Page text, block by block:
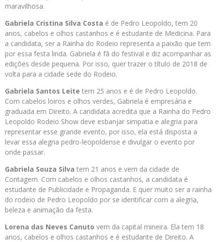
maravilhosa.
Gabriela Cristina Silva Costa é de Pedro Leopoldo, tem 20
anos, cabelos e olhos castanhos e é estudante de Medicina. Para
a candidata, ser a Rainha do Rodeio representa a paixão que tem
por essa festa linda. Gabriela é fã do festival e diz acompanhar as
edições desde pequena. Por isso, quer trazer o título de 2018 de
volta para a cidade sede do Rodeio.
Gabriela Santos Leite tem 25 anos e é de Pedro Leopoldo.
Com cabelos loiros e olhos verdes, Gabriela é empresária e
graduada em Direito. A candidata acredita que a Rainha do Pedro
Leopoldo Rodeio Show deve esbanjar simpatia e alegria para
representar esse grande evento, por isso, ela está disposta a
levar essa alegria pedro-leopoldense e divulgar o evento por
onde passar.
Gabriela Souza Silva tem 21 anos e vem da cidade de
Contagem. Com cabelos e olhos castanhos, a candidata é
estudante de Publicidade e Propaganda. E quer muito ser a rainha
do rodeio de Pedro Leopoldo por se identificar com a alegria,
beleza e animação da festa.
Lorena das Neves Canuto vem da capital mineira. Ela tem 18
anos, cabelos e olhos castanhos e é estudante de Direito. A